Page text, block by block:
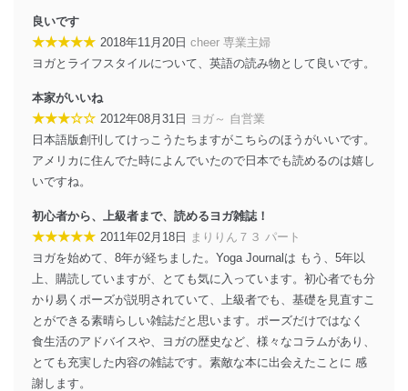
良いです
★★★★★ 2018年11月20日 cheer 専業主婦
ヨガとライフスタイルについて、英語の読み物として良いです。
本家がいいね
★★★☆☆ 2012年08月31日 ヨガ～ 自営業
日本語版創刊してけっこうたちますがこちらのほうがいいです。
アメリカに住んでた時によんでいたので日本でも読めるのは嬉し
いですね。
初心者から、上級者まで、読めるヨガ雑誌！
★★★★★ 2011年02月18日 まりりん７３ パート
ヨガを始めて、8年が経ちました。Yoga Journalは もう、5年以
上、購読していますが、とても気に入っています。初心者でも分
かり易くポーズが説明されていて、上級者でも、基礎を見直すこ
とができる素晴らしい雑誌だと思います。ポーズだけではなく
食生活のアドバイスや、ヨガの歴史など、様々なコラムがあり、
とても充実した内容の雑誌です。素敵な本に出会えたことに 感
謝します。